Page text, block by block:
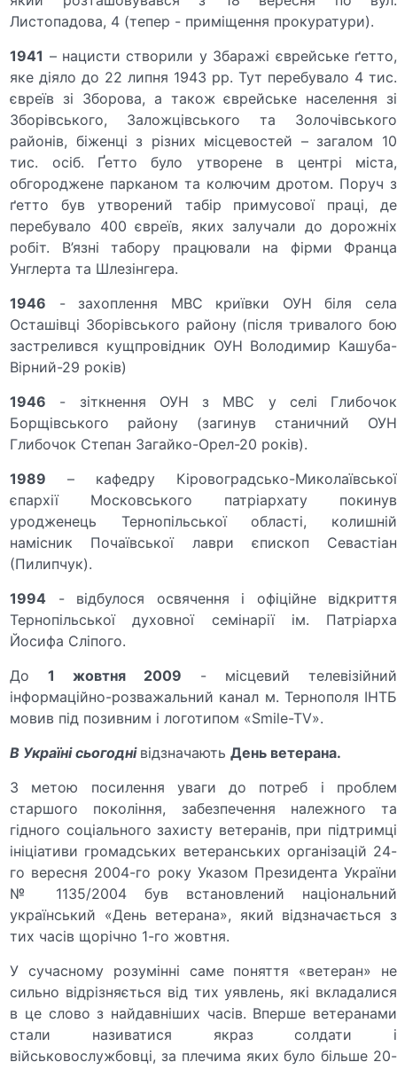
Листопадова, 4 (тепер - приміщення прокуратури).
1941 – нацисти створили у Збаражі єврейське ґетто,
яке діяло до 22 липня 1943 рр. Тут перебувало 4 тис.
євреїв зі Зборова, а також єврейське населення зі
Зборівського, Заложцівського та Золочівського
районів, біженці з різних місцевостей – загалом 10
тис. осіб. Ґетто було утворене в центрі міста,
обгороджене парканом та колючим дротом. Поруч з
ґетто був утворений табір примусової праці, де
перебувало 400 євреїв, яких залучали до дорожніх
робіт. В’язні табору працювали на фірми Франца
Унглерта та Шлезінгера.
1946 - захоплення МВС криївки ОУН біля села
Осташівці Зборівського району (після тривалого бою
застрелився кущпровідник ОУН Володимир Кашуба-
Вірний-29 років)
1946 - зіткнення ОУН з МВС у селі Глибочок
Борщівського району (загинув станичний ОУН
Глибочок Степан Загайко-Орел-20 років).
1989 – кафедру Кіровоградсько-Миколаївської
єпархії Московського патріархату покинув
уродженець Тернопільської області, колишній
намісник Почаївської лаври єпископ Севастіан
(Пилипчук).
1994 - відбулося освячення і офіційне відкриття
Тернопільської духовної семінарії ім. Патріарха
Йосифа Сліпого.
До1 жовтня 2009 - місцевий телевізійний
інформаційно-розважальний канал м. Тернополя ІНТБ
мовив під позивним і логотипом «Smile-TV».
В Україні сьогодні відзначаютьДень ветерана.
З метою посилення уваги до потреб і проблем
старшого покоління, забезпечення належного та
гідного соціального захисту ветеранів, при підтримці
ініціативи громадських ветеранських організацій 24-
го вересня 2004-го року Указом Президента України
№ 1135/2004 був встановлений національний
український «День ветерана», який відзначається з
тих часів щорічно 1-го жовтня.
У сучасному розумінні саме поняття «ветеран» не
сильно відрізняється від тих уявлень, які вкладалися
в це слово з найдавніших часів. Вперше ветеранами
стали називатися якраз солдати і
військовослужбовці, за плечима яких було більше 20-